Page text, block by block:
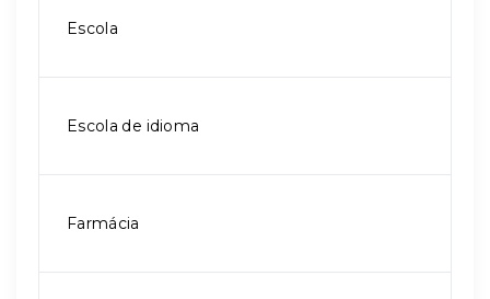
Escola
Escola de idioma
Farmácia